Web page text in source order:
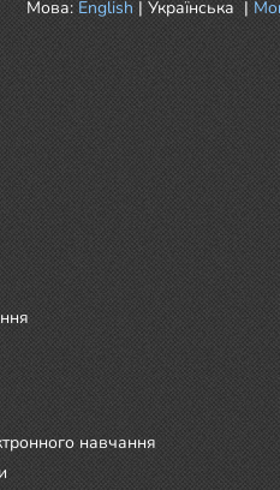
Мова: English | Українська |
навчання